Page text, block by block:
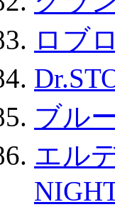
ロブ
ブル
エル